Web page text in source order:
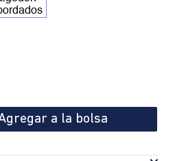
a la bolsa